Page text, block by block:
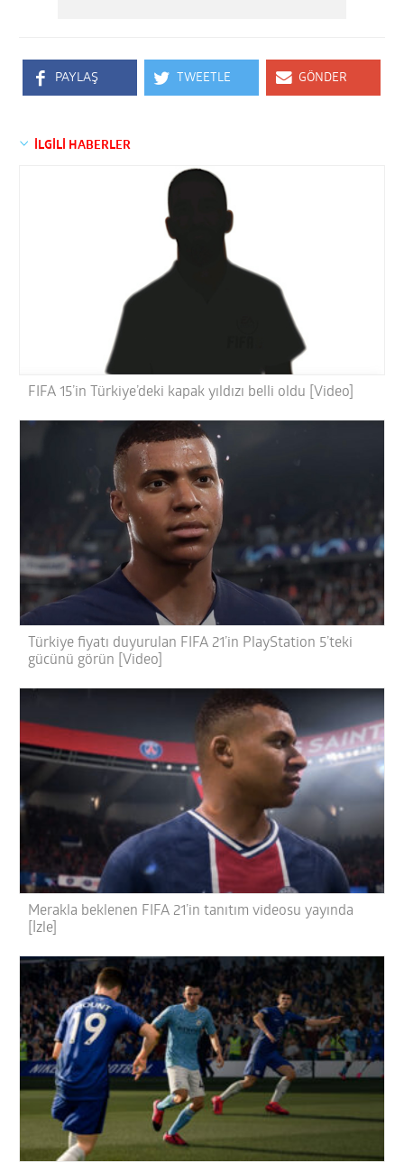
PAYLAŞ TWEETLE GÖNDER
İLGİLİ HABERLER
FIFA 15’in Türkiye’deki kapak yıldızı belli oldu [Video]
Türkiye fiyatı duyurulan FIFA 21’in PlayStation 5’teki
gücünü görün [Video]
Merakla beklenen FIFA 21’in tanıtım videosu yayında
[İzle]